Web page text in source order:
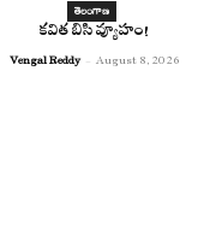
తెలంగాణ
కవిత బిసి వ్యూహం!
Vengal Reddy - August 8, 2026